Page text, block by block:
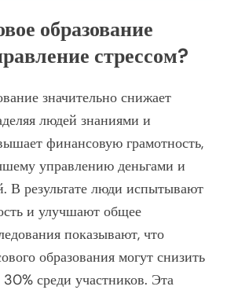
образование
стрессом?
значительно снижает
людей знаниями и
финансовую грамотность,
управлению деньгами и
В результате люди испытывают
и улучшают общее
показывают, что
образования могут снизить
30% среди участников. Эта